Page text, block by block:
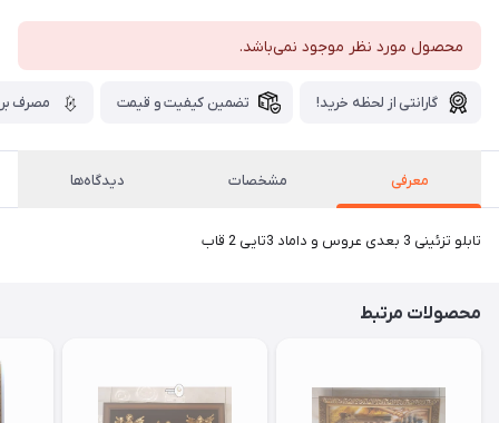
محصول مورد نظر موجود نمی‌باشد.
گارانتی از لحظه خرید! تضمین کیفیت و قیمت مصرف
معرفی مشخصات دیدگاه‌ها
تابلو تزئینی 3 بعدی عروس و داماد 3تایی 2 قاب
محصولات مرتبط